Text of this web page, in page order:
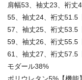
肩幅53、袖丈23、裄丈
55、袖丈24、裄丈51.5
57、袖丈25、裄丈53.5
59、袖丈26、裄丈55.5
61、袖丈27、裄丈57.5
モダール38%
ポリウレタン5%【機能